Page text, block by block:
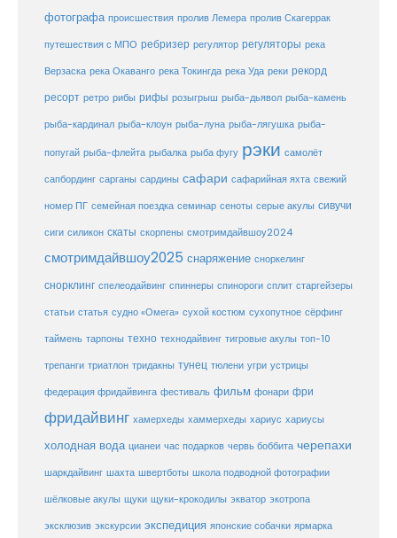
фотографа происшествия пролив Лемера пролив Скагеррак
путешествия с МПО ребризер регулятор регуляторы река
Верзаска река Окаванго река Токингда река Уда реки рекорд
ресорт ретро рибы рифы розыгрыш рыба-дьявол рыба-камень
рыба-кардинал рыба-клоун рыба-луна рыба-лягушка рыба-
попугай рыба-флейта рыбалка рыба фугу рэки самолёт
сапбординг сарганы сардины сафари сафарийная яхта свежий
номер ПГ семейная поездка семинар сеноты серые акулы сивучи
сиги силикон скаты скорпены смотримдайвшоу2024
смотримдайвшоу2025 снаряжение сноркелинг
снорклинг спелеодайвинг спиннеры спинороги сплит старгейзеры
статьи статья судно «Омега» сухой костюм сухопутное сёрфинг
таймень тарпоны техно технодайвинг тигровые акулы топ-10
трепанги триатлон тридакны тунец тюлени угри устрицы
федерация фридайвинга фестиваль фильм фонари фри
фридайвинг хамерхеды хаммерхеды хариус хариусы
холодная вода цианеи час подарков червь боббита черепахи
шаркдайвинг шахта швертботы школа подводной фотографии
шёлковые акулы щуки щуки-крокодилы экватор экотропа
эксклюзив экскурсии экспедиция японские собачки ярмарка